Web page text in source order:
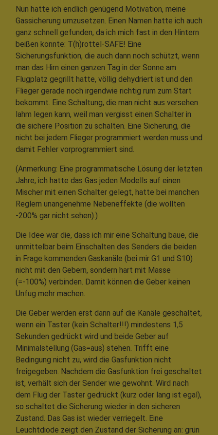
Nun hatte ich endlich genügend Motivation, meine
Gassicherung umzusetzen. Einen Namen hatte ich auch
ganz schnell gefunden, da ich mich fast in den Hintern
beißen konnte: T(h)rottel-SAFE! Eine
Sicherungsfunktion, die auch dann noch schützt, wenn
man das Hirn einen ganzen Tag in der Sonne am
Flugplatz gegrillt hatte, völlig dehydriert ist und den
Flieger gerade noch irgendwie richtig rum zum Start
bekommt. Eine Schaltung, die man nicht aus versehen
lahm legen kann, weil man vergisst einen Schalter in
die sichere Position zu schalten. Eine Sicherung, die
nicht bei jedem Flieger programmiert werden muss und
damit Fehler vorprogrammiert sind.
(Anmerkung: Eine programmatische Lösung der letzten
Jahre, ich hatte das Gas jeden Modells auf einen
Mischer mit einen Schalter gelegt, hatte bei manchen
Reglern unangenehme Nebeneffekte (die wollten
-200% gar nicht sehen).)
Die Idee war die, dass ich mir eine Schaltung baue, die
unmittelbar beim Einschalten des Senders die beiden
in Frage kommenden Gaskanäle (bei mir G1 und S10)
nicht mit den Gebern, sondern hart mit Masse
(=-100%) verbinden. Damit können die Geber keinen
Unfug mehr machen.
Die Geber werden erst dann auf die Kanäle geschaltet,
wenn ein Taster (kein Schalter!!!) mindestens 1,5
Sekunden gedrückt wird und beide Geber auf
Minimalstellung (Gas=aus) stehen. Trifft eine
Bedingung nicht zu, wird die Gasfunktion nicht
freigegeben. Nachdem die Gasfunktion frei geschaltet
ist, verhält sich der Sender wie gewohnt. Wird nach
dem Flug der Taster gedrückt (kurz oder lang ist egal),
so schaltet die Sicherung wieder in den sicheren
Zustand. Das Gas ist wieder verriegelt. Eine
Leuchtdiode zeigt den Zustand der Sicherung an: grün